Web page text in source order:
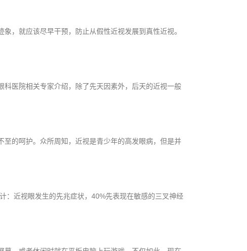
，就应该尽早干预，防止从假性近视发展到真性近视。
医院相关专家介绍，除了先天因素外，后天的近视一般
的呵护。众所周知，近视是青少年的高发眼病，但是并
：近视眼发生的先兆症状，40%先表现在敏感的三叉神经